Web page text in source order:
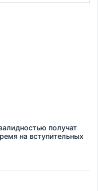
получат
на вступительных